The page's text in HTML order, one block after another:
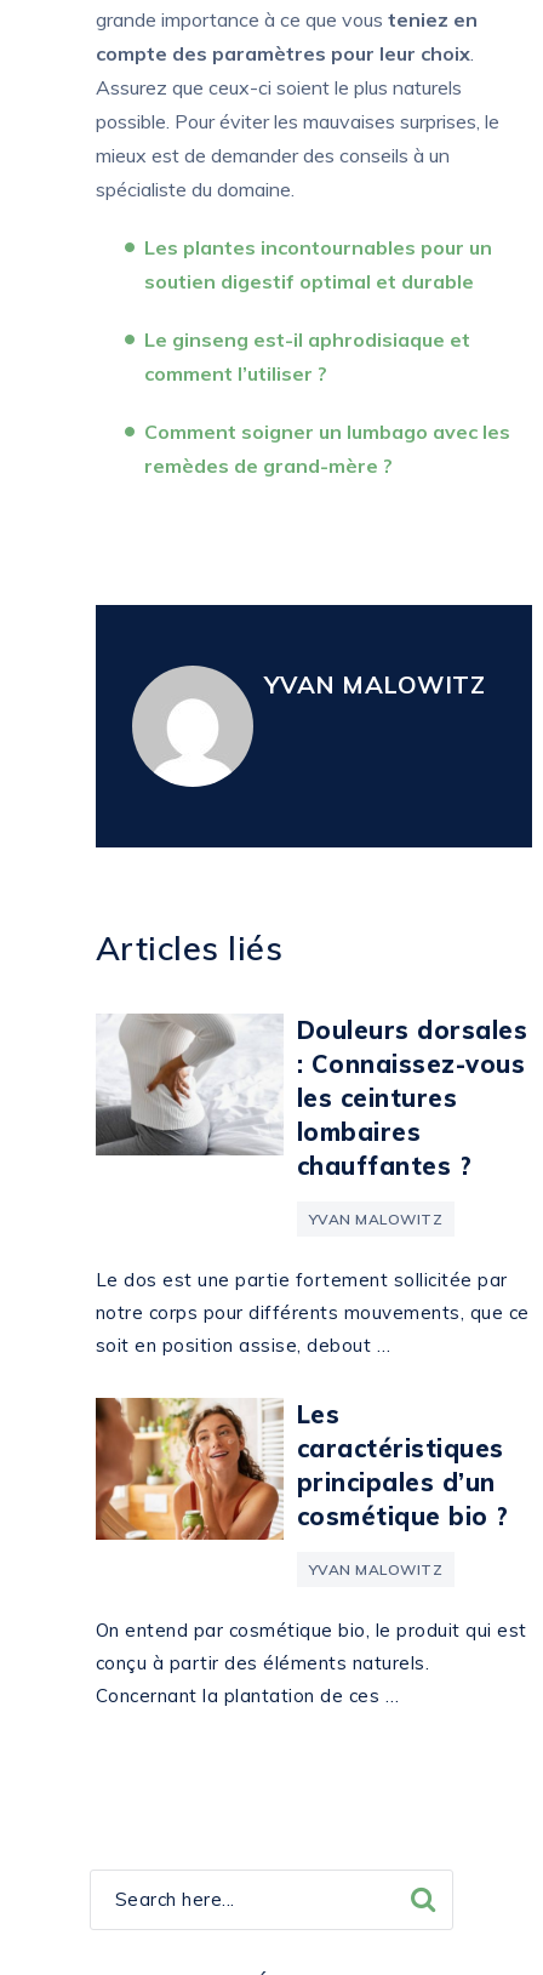
grande importance à ce que vous teniez en
compte des paramètres pour leur choix.
Assurez que ceux-ci soient le plus naturels
possible. Pour éviter les mauvaises surprises, le
mieux est de demander des conseils à un
spécialiste du domaine.
Les plantes incontournables pour un
soutien digestif optimal et durable
Le ginseng est-il aphrodisiaque et
comment l’utiliser ?
Comment soigner un lumbago avec les
remèdes de grand-mère ?
YVAN MALOWITZ
Articles liés
Douleurs dorsales
: Connaissez-vous
les ceintures
lombaires
chauffantes ?
YVAN MALOWITZ
Le dos est une partie fortement sollicitée par
notre corps pour différents mouvements, que ce
soit en position assise, debout …
Les
caractéristiques
principales d’un
cosmétique bio ?
YVAN MALOWITZ
On entend par cosmétique bio, le produit qui est
conçu à partir des éléments naturels.
Concernant la plantation de ces …